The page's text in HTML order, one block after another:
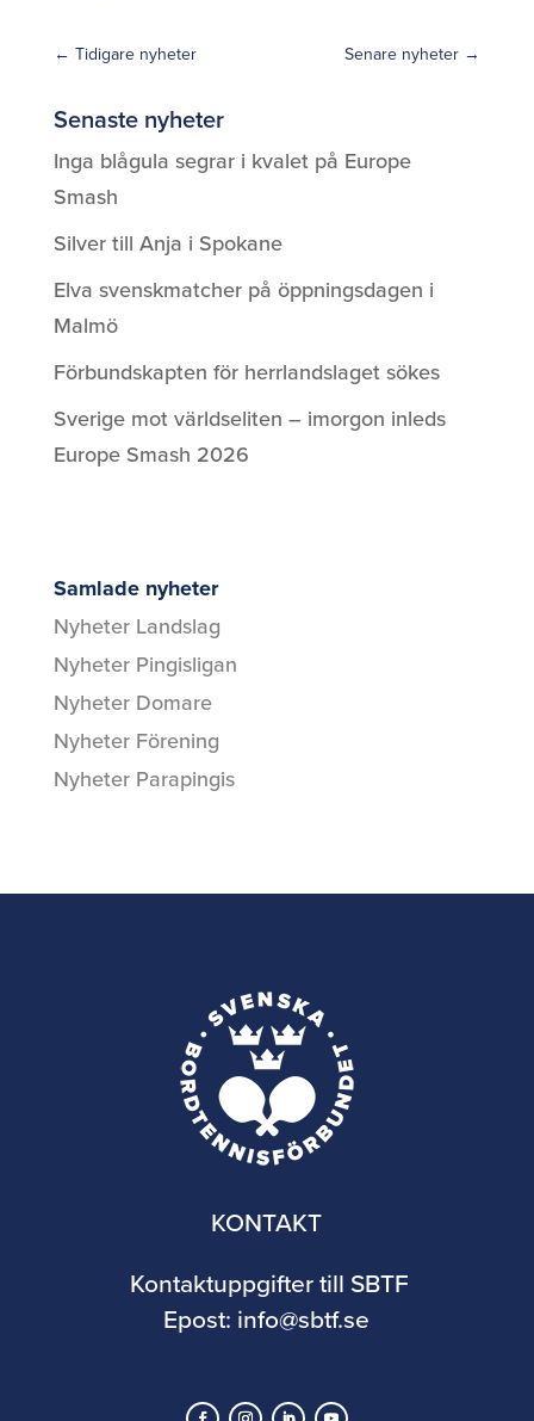
← Tidigare nyheter Senare nyheter →
Senaste nyheter
Inga blågula segrar i kvalet på Europe
Smash
Silver till Anja i Spokane
Elva svenskmatcher på öppningsdagen i
Malmö
Förbundskapten för herrlandslaget sökes
Sverige mot världseliten – imorgon inleds
Europe Smash 2026
Samlade nyheter
Nyheter Landslag
Nyheter Pingisligan
Nyheter Domare
Nyheter Förening
Nyheter Parapingis
KONTAKT
Kontaktuppgifter till SBTF
Epost: info@sbtf.se